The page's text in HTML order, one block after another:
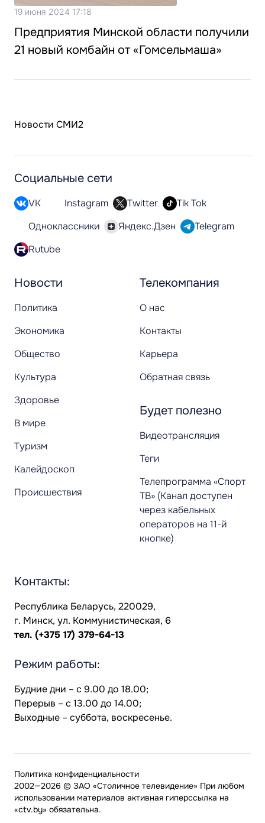
19 июня 2024 17:18
Предприятия Минской области получили
21 новый комбайн от «Гомсельмаша»
Новости СМИ2
Новости
Политика
Экономика
Общество
Культура
Здоровье
В мире
Туризм
Калейдоскоп
Происшествия
Телекомпания
О нас
Контакты
Карьера
Обратная связь
Будет полезно
Видеотрансляция
Теги
Телепрограмма «Спорт
ТВ» (Канал доступен
через кабельных
операторов на 11-й
кнопке)
Социальные сети
VK Instagram Twitter
Tik Tok
Одноклассники
Яндекс.Дзен
Telegram
Rutube
Контакты:
Республика Беларусь, 220029,
г. Минск, ул. Коммунистическая, 6
тел. (+375 17) 379-64-13
Режим работы:
Будние дни – с 9.00 до 18.00;
Перерыв – с 13.00 до 14.00;
Выходные – суббота, воскресенье.
2002—2026 © ЗАО «Столичное телевидение» При любом
использовании материалов активная гиперссылка на
«ctv.by» обязательна.
Политика конфиденциальности